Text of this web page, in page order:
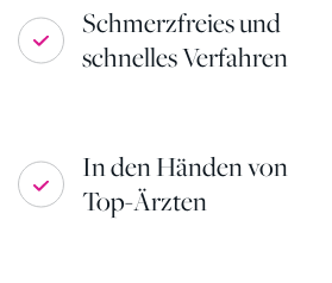
Schmerzfreies und
schnelles Verfahren
In den Händen von
Top-Ärzten